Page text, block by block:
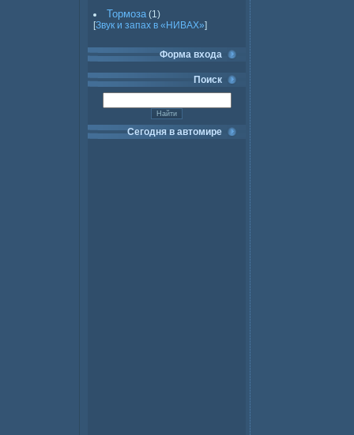
Тормоза (1)
[Звук и запах в «НИВАХ»]
Форма входа
Поиск
Сегодня в автомире